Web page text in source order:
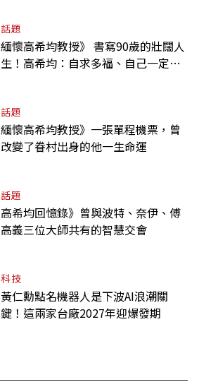
話題
緬懷高希均教授》 書寫90歲的壯闊人
生！高希均：自求多福、自己一定要
話題
緬懷高希均教授》一張單程機票，曾
改變了眷村出身的他一生命運
話題
高希均回憶錄》曾與波特、奈伊、傅
高義三位大師共有的智慧交會
科技
黃仁勳點名機器人是下波AI浪潮關
鍵！這兩家台廠2027年迎爆發期